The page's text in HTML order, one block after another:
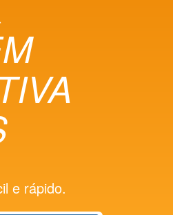
e rápido.